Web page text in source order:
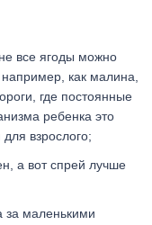
все ягоды можно
как малина,
где постоянные
ребенка это
взрослого;
а вот спрей лучше
за маленькими